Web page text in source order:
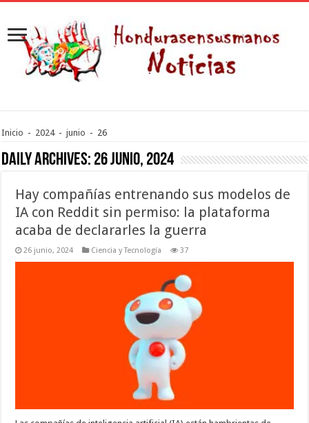
Inicio - 2024 - junio - 26
Daily Archives: 26 junio, 2024
Hay compañías entrenando sus modelos de
IA con Reddit sin permiso: la plataforma
acaba de declararles la guerra
26 junio, 2024 Ciencia y Tecnología 37